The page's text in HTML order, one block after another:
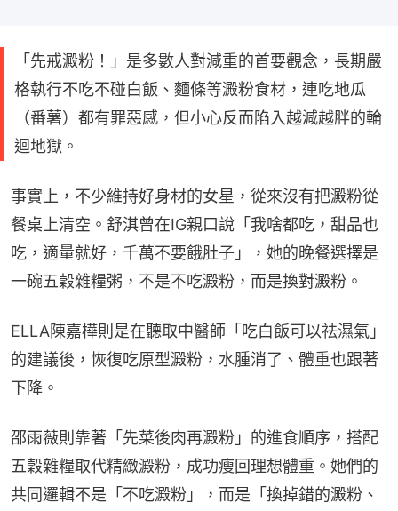
「先戒澱粉！」是多數人對減重的首要觀念，長期嚴
格執行不吃不碰白飯、麵條等澱粉食材，連吃地瓜
（番薯）都有罪惡感，但小心反而陷入越減越胖的輪
迴地獄。
事實上，不少維持好身材的女星，從來沒有把澱粉從
餐桌上清空。舒淇曾在IG親口說「我啥都吃，甜品也
吃，適量就好，千萬不要餓肚子」，她的晚餐選擇是
一碗五穀雜糧粥，不是不吃澱粉，而是換對澱粉。
ELLA陳嘉樺則是在聽取中醫師「吃白飯可以祛濕氣」
的建議後，恢復吃原型澱粉，水腫消了、體重也跟著
下降。
邵雨薇則靠著「先菜後肉再澱粉」的進食順序，搭配
五穀雜糧取代精緻澱粉，成功瘦回理想體重。她們的
共同邏輯不是「不吃澱粉」，而是「換掉錯的澱粉、